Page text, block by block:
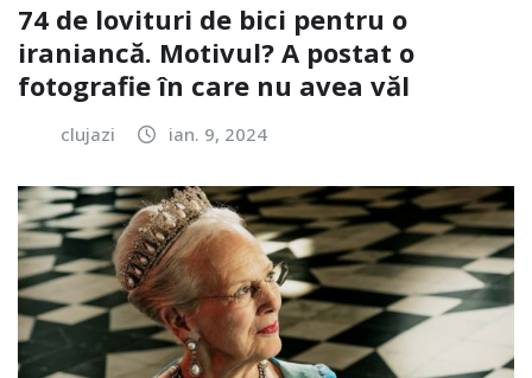
74 de lovituri de bici pentru o
iraniancă. Motivul? A postat o
fotografie în care nu avea văl
clujazi ian. 9, 2024